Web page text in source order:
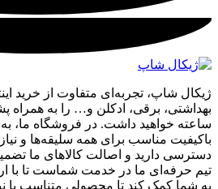
ژیکال شاپ، تجربه‌ای متفاوت از خرید
ساعته خواهید داشت. در فروشگاه ما،
باکیفیت مناسب برای همه سلیقه‌ها و
دسترسی دارید و اصالت کالاهای ما
تیم حرفه‌ای ما در خدمت شماست تا با
به شما کمک کند تا محصولی متناسب با